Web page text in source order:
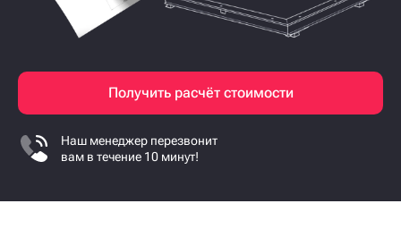
Получить расчёт стоимости
Наш менеджер перезвонит
вам в течение 10 минут!